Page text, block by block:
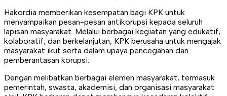
Hakordia memberikan kesempatan bagi KPK untuk
menyampaikan pesan-pesan antikorupsi kepada seluruh
lapisan masyarakat. Melalui berbagai kegiatan yang edukatif,
kolaboratif, dan berkelanjutan, KPK berusaha untuk mengajak
masyarakat ikut serta dalam upaya pencegahan dan
pemberantasan korupsi.
Dengan melibatkan berbagai elemen masyarakat, termasuk
pemerintah, swasta, akademisi, dan organisasi masyarakat